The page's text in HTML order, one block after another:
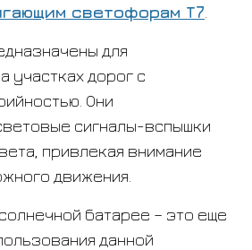
светофорам Т7
для
участках дорог с
Они
сигналы-вспышки
привлекая внимание
движения.
батарее – это еще
данной